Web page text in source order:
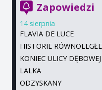
Zapowiedzi
14 sierpnia
FLAVIA DE LUCE
HISTORIE RÓWNOLEGŁE
KONIEC ULICY DĘBOWEJ
LALKA
ODZYSKANY